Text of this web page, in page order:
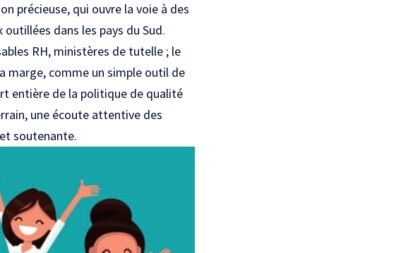
précieuse, qui ouvre la voie à des
dans les pays du Sud.
RH, ministères de tutelle ; le
marge, comme un simple outil de
entière de la politique de qualité
une écoute attentive des
soutenante.